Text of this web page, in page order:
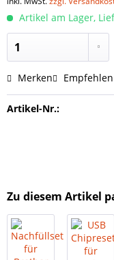
Artikel am Lager,
Merken Empfehlen
Artikel-Nr.:
Zu diesem Artikel